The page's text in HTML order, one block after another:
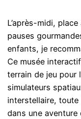
L’après-midi,
pauses
enfants, je
Ce musée
terrain de jeu pour
simulateurs
interstellaire, toute
dans une